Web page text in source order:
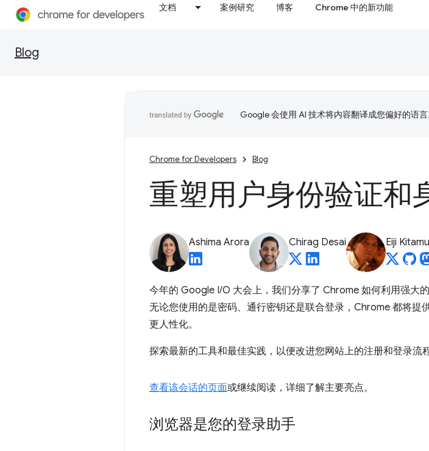
文档 案例研究 博客 Chrome 中的新功能
Blog
Google 会使用 AI 技术将内容翻译成您偏好的语言
Chrome for Developers Blog
重塑用户身份验证和
Ashima Arora Chirag Desai Eiji
今年的 Google I/O 大会上，我们分享了 Chrome 如何利用强大
无论您使用的是密码、通行密钥还是联合登录，Chrome 都将提
更人性化。
探索最新的工具和最佳实践，以便改进您网站上的注册和登录流程
查看该会话的页面或继续阅读，详细了解主要亮点。
浏览器是您的登录助手